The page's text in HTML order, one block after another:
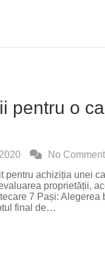
pentru o
No
pentru achiziția unei
proprietății,
7 Pași:
final de…